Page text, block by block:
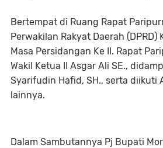
Bertempat di Ruang Rapat
Perwakilan Rakyat Daerah
Masa Persidangan Ke II. Rapat
Wakil Ketua II Asgar Ali SE.,
Syarifudin Hafid, SH., serta diikuti
lainnya.
Dalam Sambutannya Pj Bupati